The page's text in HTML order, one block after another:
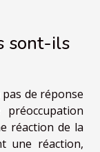
sont-ils
de réponse
réaction de la
une réaction,